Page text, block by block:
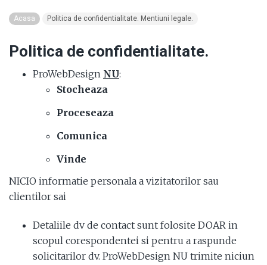
Acasa Politica de confidentialitate. Mentiuni legale.
Politica de confidentialitate.
ProWebDesign NU:
Stocheaza
Proceseaza
Comunica
Vinde
NICIO informatie personala a vizitatorilor sau
clientilor sai
Detaliile dv de contact sunt folosite DOAR in
scopul corespondentei si pentru a raspunde
solicitarilor dv. ProWebDesign NU trimite niciun